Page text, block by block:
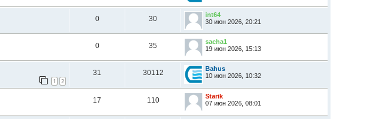
0 30
int64
30 июн 2026, 20:21
0 35
sacha1
19 июн 2026, 15:13
1 2
31 30112
Bahus
10 июн 2026, 10:32
17 110
Starik
07 июн 2026, 08:01